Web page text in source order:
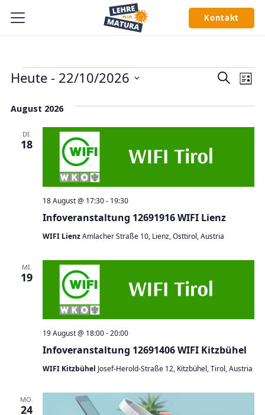
Kontakt
Veranstaltungen SucheListe
Heute - 22/10/2026
wählen.
August 2026
DI.
18
Infoveranstaltung 12691916 WIFI Lienz
18 August @ 17:30- 19:30
WIFI LienzAmlacher Straße 10, Lienz, Osttirol, Austria
MI.
19
Infoveranstaltung 12691406 WIFI Kitzbühel
19 August @ 18:00-20:00
WIFI Kitzbühel Josef-Herold-Straße 12, Kitzbühel, Tirol, Austria
MO.
24